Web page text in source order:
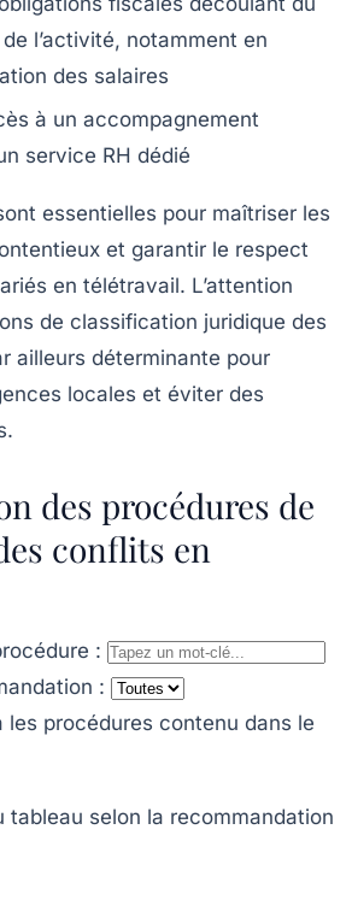
de l’activité, notamment en
des salaires
à un accompagnement
service RH dédié
essentielles pour maîtriser les
et garantir le respect
en télétravail. L’attention
de classification juridique des
ailleurs déterminante pour
locales et éviter des
des procédures de
conflits en
:
:
les procédures contenu dans le
tableau selon la recommandation